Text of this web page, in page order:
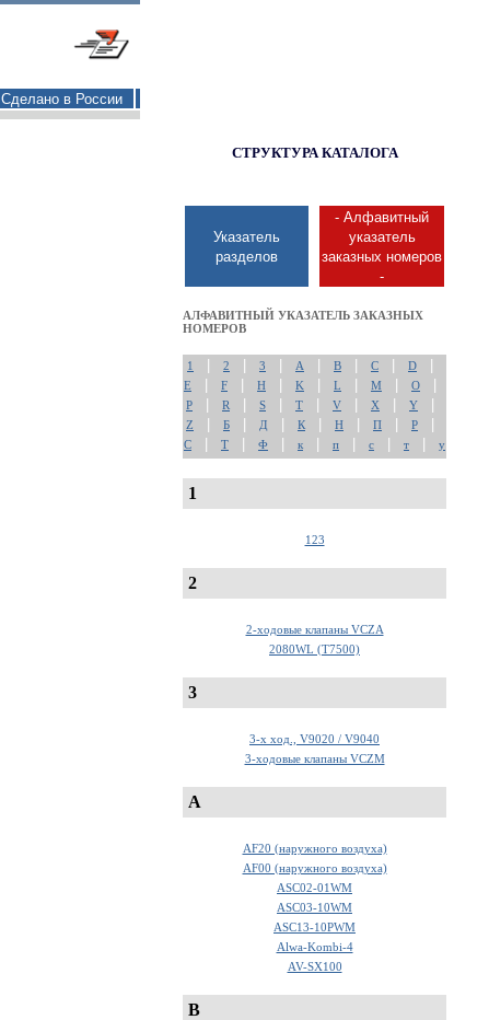
Сделано в России
СТРУКТУРА КАТАЛОГА
Указатель
разделов
- Алфавитный
указатель
заказных номеров
-
АЛФАВИТНЫЙ УКАЗАТЕЛЬ ЗАКАЗНЫХ
НОМЕРОВ
1 2 3 A B C D
E F H K L M O
P R S T V X Y
Z Б Д К Н П Р
С Т Ф к п с т у
1
123
2
2-ходовые клапаны VCZA
2080WL (T7500)
3
3-х ход., V9020 / V9040
3-ходовые клапаны VCZM
A
AF20 (наружного воздуха)
AF00 (наружного воздуха)
ASC02-01WM
ASC03-10WM
ASC13-10PWM
Alwa-Kombi-4
AV-SX100
B